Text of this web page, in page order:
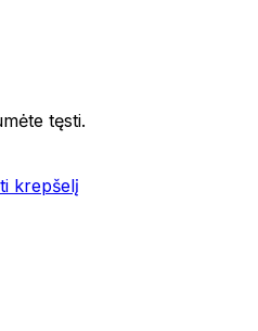
tęsti.
krepšelį